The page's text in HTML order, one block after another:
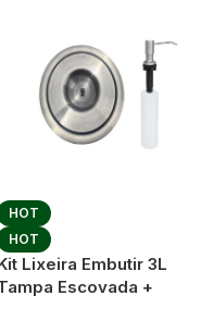
HOT
HOT
Lixeira Embutir 3L
Escovada +